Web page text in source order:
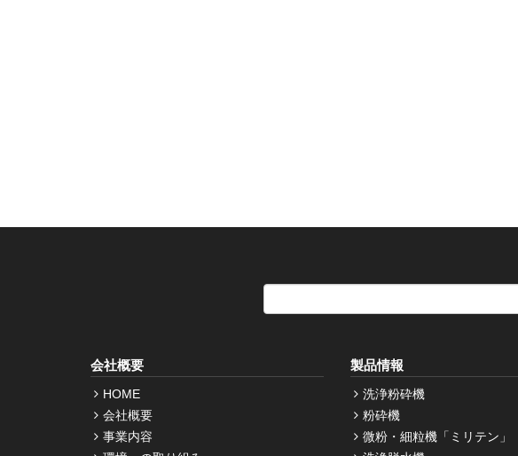
会社概要
HOME
会社概要
事業内容
製品情報
洗浄粉砕機
粉砕機
微粉・細粒機「ミリテン」